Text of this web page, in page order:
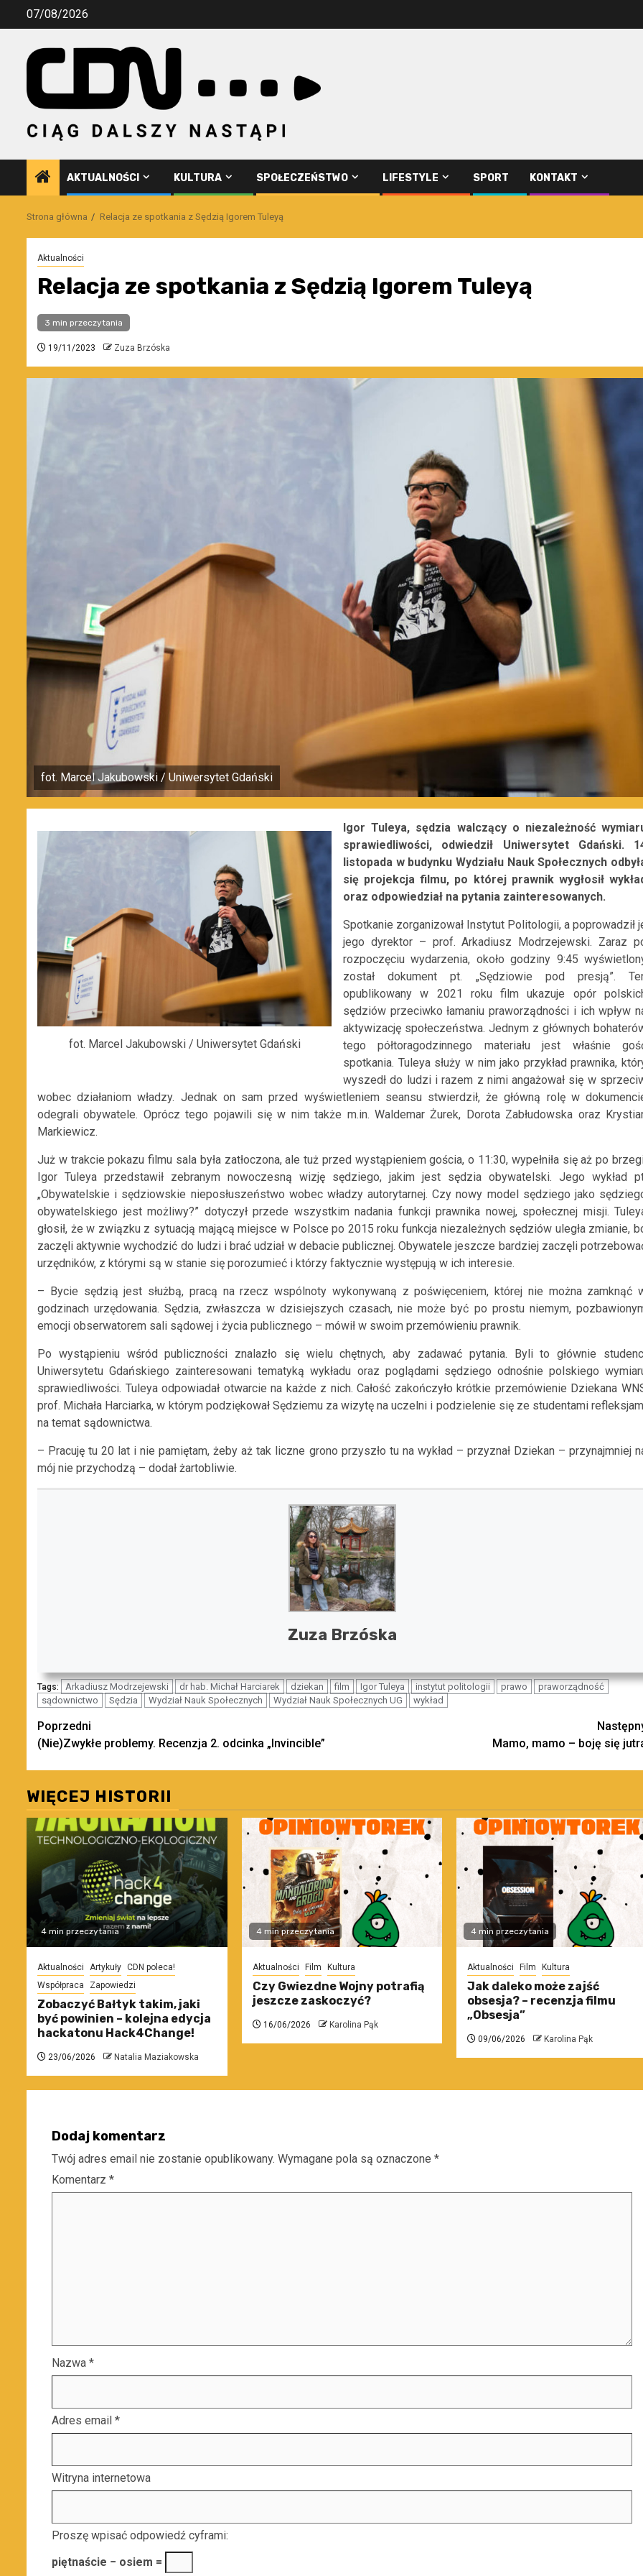
Przejdź07/08/2026
AKTUALNOŚCI KULTURA SPOŁECZEŃSTWO LIFESTYLE SPORT KONTAKT
Strona główna Relacja ze spotkania z Sędzią Igorem Tuleyą
Aktualności
Relacja ze spotkania z Sędzią Igorem Tuleyą
3 min przeczytania
19/11/2023 Zuza Brzóska
fot. Marcel Jakubowski / Uniwersytet Gdański
fot. Marcel Jakubowski / Uniwersytet Gdański
Igor Tuleya, sędzia walczący o niezależność
sprawiedliwości, odwiedził Uniwersytet Gdański.
listopada w budynku Wydziału Nauk Społecznych
się projekcja filmu, po której prawnik wygłosił
oraz odpowiedział na pytania zainteresowanych.
Spotkanie zorganizował Instytut Politologii, a poprowadził
jego dyrektor – prof. Arkadiusz Modrzejewski. Zaraz
rozpoczęciu wydarzenia, około godziny 9:45
został dokument pt. „Sędziowie pod presją”.
opublikowany w 2021 roku film ukazuje opór
sędziów przeciwko łamaniu praworządności i ich wpływ
aktywizację społeczeństwa. Jednym z głównych
tego półtoragodzinnego materiału jest właśnie
spotkania. Tuleya służy w nim jako przykład prawnika,
wyszedł do ludzi i razem z nimi angażował się w
wobec działaniom władzy. Jednak on sam przed wyświetleniem seansu stwierdził, że główną rolę w
odegrali obywatele. Oprócz tego pojawili się w nim także m.in. Waldemar Żurek, Dorota Zabłudowska oraz
Markiewicz.
Już w trakcie pokazu filmu sala była zatłoczona, ale tuż przed wystąpieniem gościa, o 11:30, wypełniła się aż po
Igor Tuleya przedstawił zebranym nowoczesną wizję sędziego, jakim jest sędzia obywatelski. Jego wykład
„Obywatelskie i sędziowskie nieposłuszeństwo wobec władzy autorytarnej. Czy nowy model sędziego jako
obywatelskiego jest możliwy?” dotyczył przede wszystkim nadania funkcji prawnika nowej, społecznej misji.
głosił, że w związku z sytuacją mającą miejsce w Polsce po 2015 roku funkcja niezależnych sędziów uległa zmianie,
zaczęli aktywnie wychodzić do ludzi i brać udział w debacie publicznej. Obywatele jeszcze bardziej zaczęli
urzędników, z którymi są w stanie się porozumieć i którzy faktycznie występują w ich interesie.
– Bycie sędzią jest służbą, pracą na rzecz wspólnoty wykonywaną z poświęceniem, której nie można zamknąć
godzinach urzędowania. Sędzia, zwłaszcza w dzisiejszych czasach, nie może być po prostu niemym,
emocji obserwatorem sali sądowej i życia publicznego – mówił w swoim przemówieniu prawnik.
Po wystąpieniu wśród publiczności znalazło się wielu chętnych, aby zadawać pytania. Byli to głównie
Uniwersytetu Gdańskiego zainteresowani tematyką wykładu oraz poglądami sędziego odnośnie polskiego
sprawiedliwości. Tuleya odpowiadał otwarcie na każde z nich. Całość zakończyło krótkie przemówienie Dziekana
prof. Michała Harciarka, w którym podziękował Sędziemu za wizytę na uczelni i podzielenie się ze studentami
na temat sądownictwa.
– Pracuję tu 20 lat i nie pamiętam, żeby aż tak liczne grono przyszło tu na wykład – przyznał Dziekan – przynajmniej
mój nie przychodzą – dodał żartobliwie.
Zuza Brzóska
Tags: Arkadiusz Modrzejewski dr hab. Michał Harciarek dziekan film Igor Tuleya instytut politologii prawo
praworządność
sądownictwo
Sędzia Wydział Nauk Społecznych Wydział Nauk Społecznych UG wykład
Zobacz
wpisy
Poprzedni
(Nie)Zwykłe problemy. Recenzja 2. odcinka „Invincible”
Mamo, mamo – boję się
WIĘCEJ HISTORII
4 min przeczytania
Aktualności Artykuły CDN poleca!
Współpraca
Zapowiedzi
Zobaczyć Bałtyk takim, jaki
być powinien – kolejna edycja
hackatonu Hack4Change!
23/06/2026 Natalia Maziakowska
4 min przeczytania
Aktualności Film Kultura
Czy Gwiezdne Wojny potrafią
jeszcze zaskoczyć?
16/06/2026 Karolina Pąk
4 min przeczytania
Aktualności Film Kultura
Jak daleko może zajść
obsesja? – recenzja filmu
„Obsesja”
09/06/2026 Karolina Pąk
Dodaj komentarz
Twój adres email nie zostanie opublikowany. Wymagane pola są oznaczone *
Komentarz *
Nazwa *
Adres email *
Witryna internetowa
Proszę wpisać odpowiedź cyframi:
piętnaście − osiem =